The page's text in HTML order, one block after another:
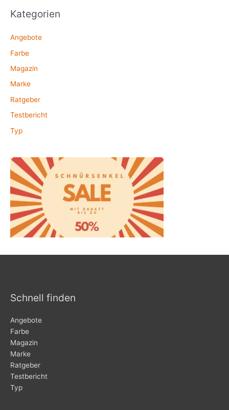
Kategorien
Angebote
Farbe
Magazin
Marke
Ratgeber
Testbericht
Typ
Schnell finden
Angebote
Farbe
Magazin
Marke
Ratgeber
Testbericht
Typ